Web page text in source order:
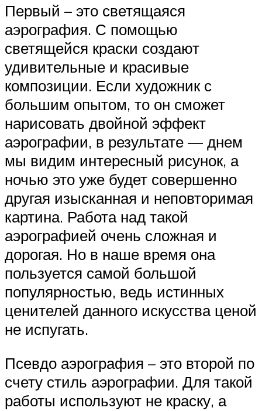
Первый – это светящаяся
аэрография. С помощью
светящейся краски создают
удивительные и красивые
композиции. Если художник с
большим опытом, то он сможет
нарисовать двойной эффект
аэрографии, в результате — днем
мы видим интересный рисунок, а
ночью это уже будет совершенно
другая изысканная и неповторимая
картина. Работа над такой
аэрографией очень сложная и
дорогая. Но в наше время она
пользуется самой большой
популярностью, ведь истинных
ценителей данного искусства ценой
не испугать.
Псевдо аэрография – это второй по
счету стиль аэрографии. Для такой
работы используют не краску, а